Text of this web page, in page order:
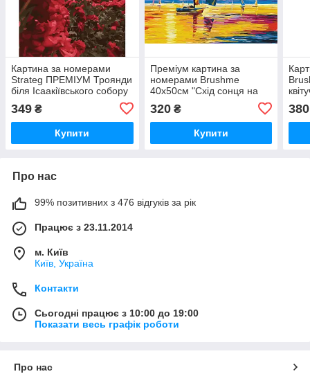
Картина за номерами
Strateg ПРЕМІУМ Троянди
біля Ісаакіївського собору
з лаком розміром 40х50
см (GS1241)
349 ₴
Купити
Преміум картина за
номерами Brushme
40x50см "Схід сонця на
320₴
Купити
380
Про нас
99% позитивних з 476 відгуків за рік
Працює з 23.11.2014
м. Київ
Київ, Україна
Контакти
Сьогодні працює з 10:00 до 19:00
Показати весь графік роботи
Про нас